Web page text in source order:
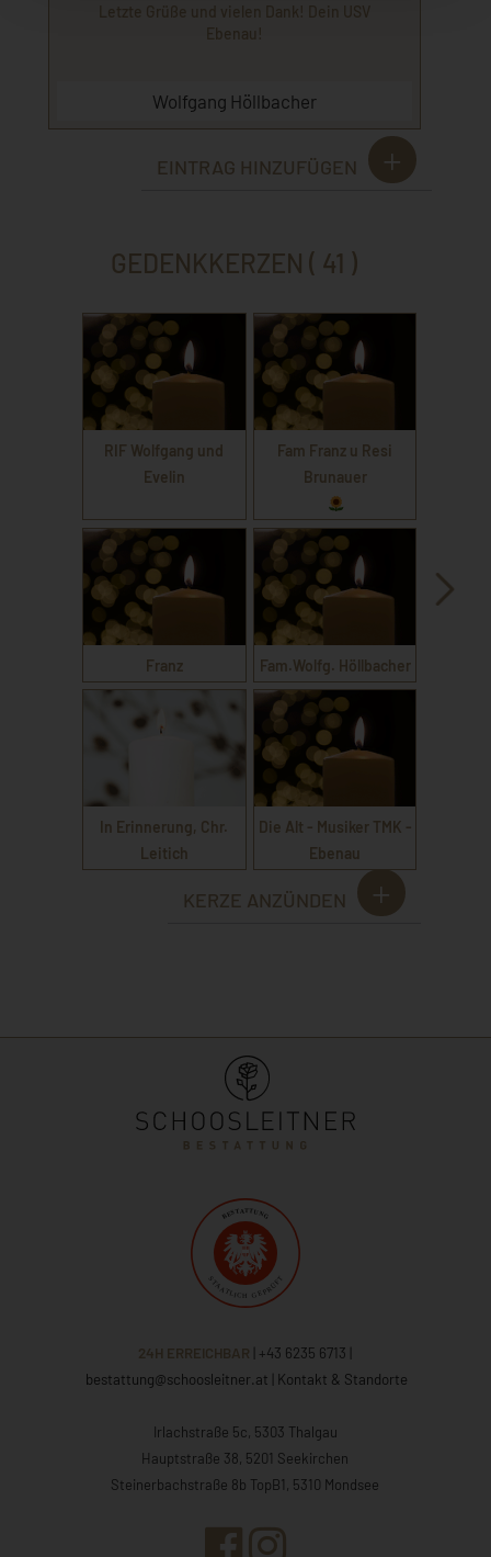
Letzte Grüße und vielen Dank! Dein USV
Ebenau!
Wolfgang Höllbacher
EINTRAG HINZUFÜGEN
GEDENKKERZEN ( 41 )
RIF Wolfgang und
Evelin
Fam Franz u Resi
Brunauer
Franz Fam.Wolfg. Höllbacher
In Erinnerung, Chr.
Leitich
Die Alt - Musiker TMK -
Ebenau
KERZE ANZÜNDEN
24H ERREICHBAR | +43 6235 6713
bestattung@schoosleitner.at
Kontakt & Standorte
Irlachstraße 5c, 5303 Thalgau
Hauptstraße 38, 5201 Seekirchen
Steinerbachstraße 8b TopB1, 5310 Mondsee